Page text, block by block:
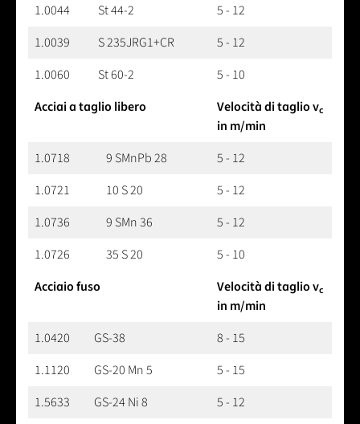
1.0044
St 44-2
5 - 12
1.0039
S 235JRG1+CR
5 - 12
1.0060
St 60-2
5 - 10
Acciai a taglio libero
Velocità di taglio vc
in m/min
1.0718
9 SMnPb 28
5 - 12
1.0721
10 S 20
5 - 12
1.0736
9 SMn 36
5 - 12
1.0726
35 S 20
5 - 10
Acciaio fuso
Velocità di taglio vc
in m/min
1.0420
GS-38
8 - 15
1.1120
GS-20 Mn 5
5 - 15
1.5633
GS-24 Ni 8
5 - 12